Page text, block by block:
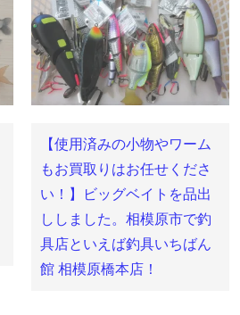
【使用済みの小物やワーム
もお買取りはお任せくださ
い！】ビッグベイトを品出
ししました。相模原市で釣
具店といえば釣具いちばん
館 相模原橋本店！